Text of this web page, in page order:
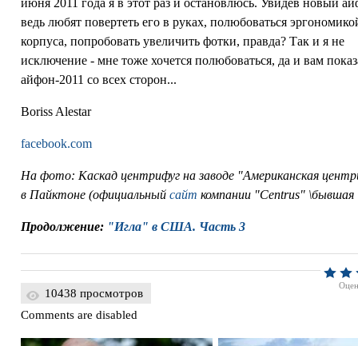
ведь любят повертеть его в руках, полюбоваться
корпуса, попробовать увеличить фотки, правда? Так и я не
исключение - мне тоже хочется полюбоваться, да и вам
айфон-2011 со всех сторон...
Boriss Alestar
facebook.com
На фото: Каскад центрифуг на заводе "Американская
в Пайктоне (официальныйсайт компании "Centrus" \бывшая
Продолжение: "Игла" в США. Часть 3
10438 просмотров
Comments are disabled